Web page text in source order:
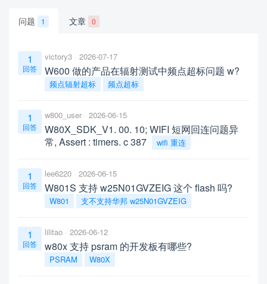
问题 1 文章 0
1
回答
victory3 2026-07-17
W600 做的产品在辐射测试中频点超标问题 w?
频点辐射超标 频点超标
1
回答
w800_user 2026-06-15
W80X_SDK_V1. 00. 10; WIFI 短网回连问题异
常, Assert : timers. c 387
wifi 重连
1
回答
lee6220 2026-06-15
W801S 支持 w25N01GVZEIG 这个 flash 吗?
W801 支不支持华邦 w25N01GVZEIG
1
回答
lilitao 2026-06-12
w80x 支持 psram 的开发板有哪些?
PSRAM W80X